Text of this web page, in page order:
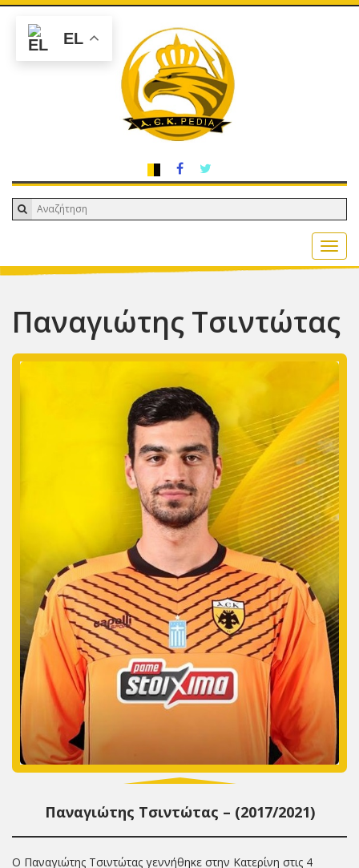
Παναγιώτης Τσιντώτας
Παναγιώτης Τσιντώτας – (2017/2021)
Ο Παναγιώτης Τσιντώτας γεννήθηκε στην Κατερίνη στις 4
EL